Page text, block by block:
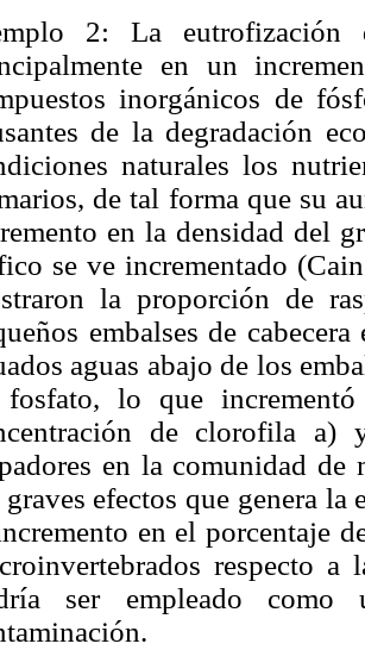
2: La eutrofización
en un
inorgánicos de
de la degradación
naturales los
de tal forma que su
en la densidad del
se ve incrementado
la proporción de
embalses de
aguas abajo de los
fosfato, lo que
de clorofila a)
en la comunidad de
efectos que genera
en el porcentaje
respecto a
ser empleado